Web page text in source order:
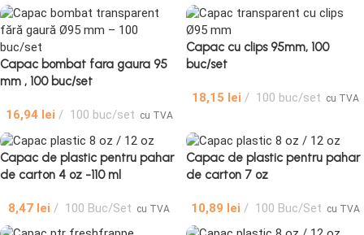
Capac bombat fara gaura 95
mm , 100 buc/set
16,94 lei 100 buc/set cu TVA
Capac cu clips 95mm, 100
buc/set
18,15 lei 100 buc/set cu TVA
Capac de plastic pentru pahar
de carton 4 oz -110 ml
8,47 lei 100 Buc/Set cu TVA
Capac de plastic pentru pahar
de carton 7 oz
10,89 lei 100 Buc/Set cu TVA